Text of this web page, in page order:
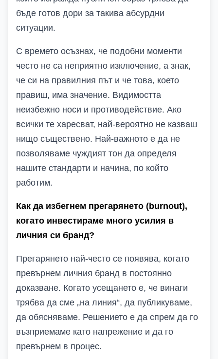
бъде готов дори за такива абсурдни
ситуации.
С времето осъзнах, че подобни моменти
често не са неприятно изключение, а знак,
че си на правилния път и че това, което
правиш, има значение. Видимостта
неизбежно носи и противодействие. Ако
всички те харесват, най-вероятно не казваш
нищо съществено. Най-важното е да не
позволяваме чуждият тон да определя
нашите стандарти и начина, по който
работим.
Как да избегнем прегарянето (burnout),
когато инвестираме много усилия в
личния си бранд?
Прегарянето най-често се появява, когато
превърнем личния бранд в постоянно
доказване. Когато усещането е, че винаги
трябва да сме „на линия“, да публикуваме,
да обясняваме. Решението е да спрем да го
възприемаме като напрежение и да го
превърнем в процес.